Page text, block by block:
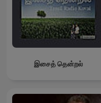
இசைத் தென்றல்